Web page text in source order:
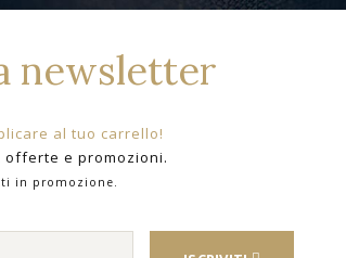
newsletter
al tuo carrello!
offerte e promozioni.
in promozione.